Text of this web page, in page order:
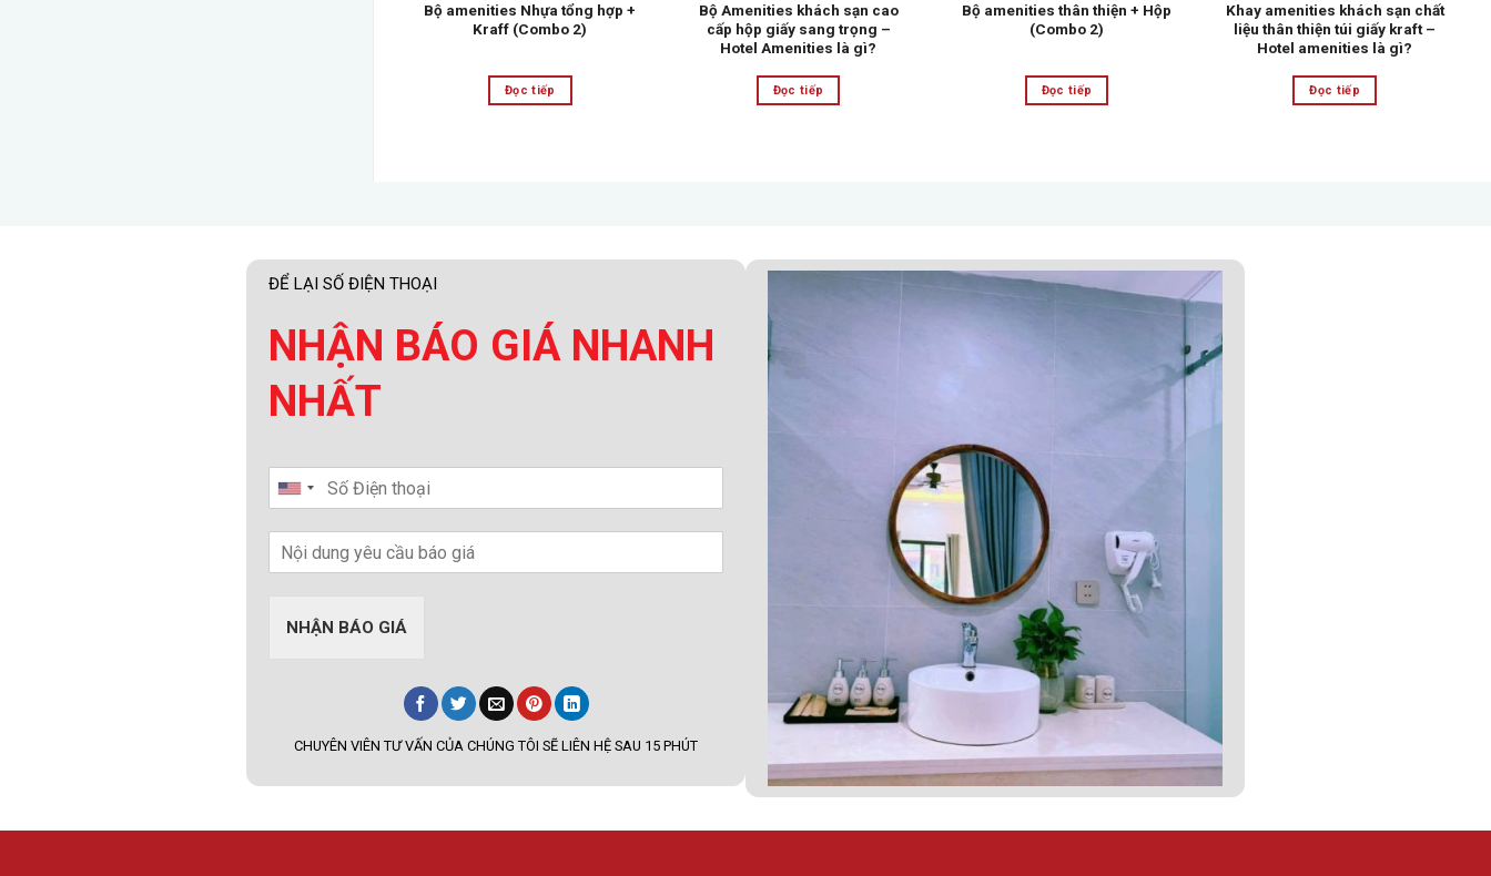
Bộ amenities Nhựa tổng hợp +
Kraff (Combo 2)
Đọc tiếp
Bộ Amenities khách sạn cao
cấp hộp giấy sang trọng –
Hotel Amenities là gì?
Đọc tiếp
Bộ amenities thân thiện + Hộp
(Combo 2)
Đọc tiếp
Khay amenities khách sạn chất
liệu thân thiện túi giấy kraft –
Hotel amenities là gì?
Đọc tiếp
ĐỂ LẠI SỐ ĐIỆN THOẠI
NHẬN BÁO GIÁ NHANH
NHẤT
NHẬN BÁO GIÁ
CHUYÊN VIÊN TƯ VẤN CỦA CHÚNG TÔI SẼ LIÊN HỆ SAU 15 PHÚT